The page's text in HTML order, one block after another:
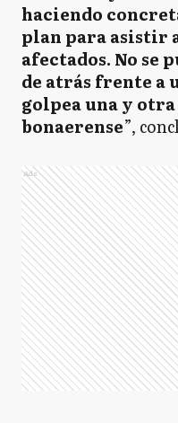
haciendo
plan para asistir
afectados. No se
de atrás frente a
golpea una y
bonaerense”,
Ads